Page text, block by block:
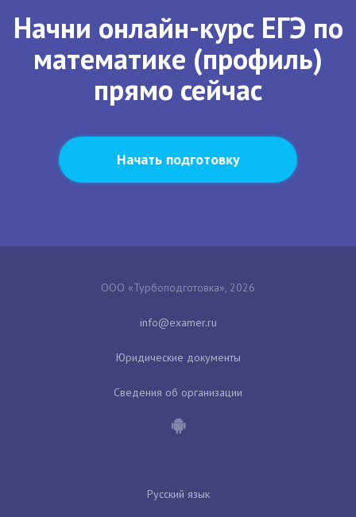
Начни онлайн-курс ЕГЭ по
математике (профиль)
прямо сейчас
Начать подготовку
ООО «Турбоподготовка», 2026
Юридические документы
Сведения об организации
Русский язык